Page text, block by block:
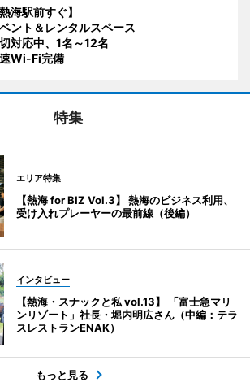
熱海駅前すぐ】
ント＆レンタルスペース
対応中、1名～12名
Wi-Fi完備
特集
エリア特集
【熱海 for BIZ Vol.3】 熱海のビジネス利用、
受け入れプレーヤーの最前線（後編）
インタビュー
【熱海・スナックと私 vol.13】 「富士急マリ
ンリゾート」社長・堀内明広さん（中編：テラ
スレストランENAK）
もっと見る